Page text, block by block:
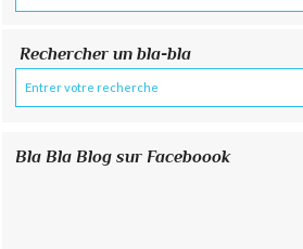
Rechercher un bla-bla
Bla Bla Blog sur Faceboook